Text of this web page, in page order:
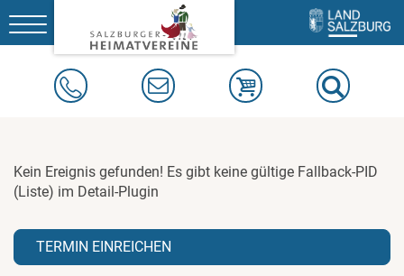
Toggle
navigation
Kein Ereignis gefunden! Es gibt keine gültige Fallback-PID
(Liste) im Detail-Plugin
TERMIN EINREICHEN